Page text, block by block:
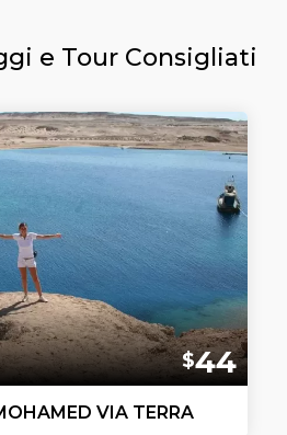
e Tour Consigliati
$44
VIA TERRA